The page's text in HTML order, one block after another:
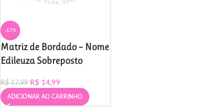
-17%
Matriz de Bordado – Nome
Edileuza Sobreposto
R$17,99 R$ 14,99
ADICIONAR AO CARRINHO